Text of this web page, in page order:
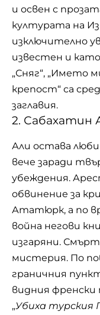
и освен с
културата на
изключително
известен и
„Сняг“, „Името
крепост“ са
заглавия.
2. Сабахатин
Али остава
вече заради
убеждения.
обвинение за
Ататюрк, а по
война негови
изгаряни.
мистерия. По
граничния
видния
„Убиха турския